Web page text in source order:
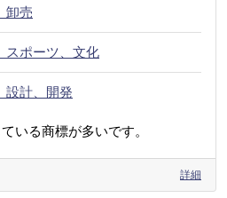
卸売
スポーツ、文化
設計、開発
いる商標が多いです。
詳細